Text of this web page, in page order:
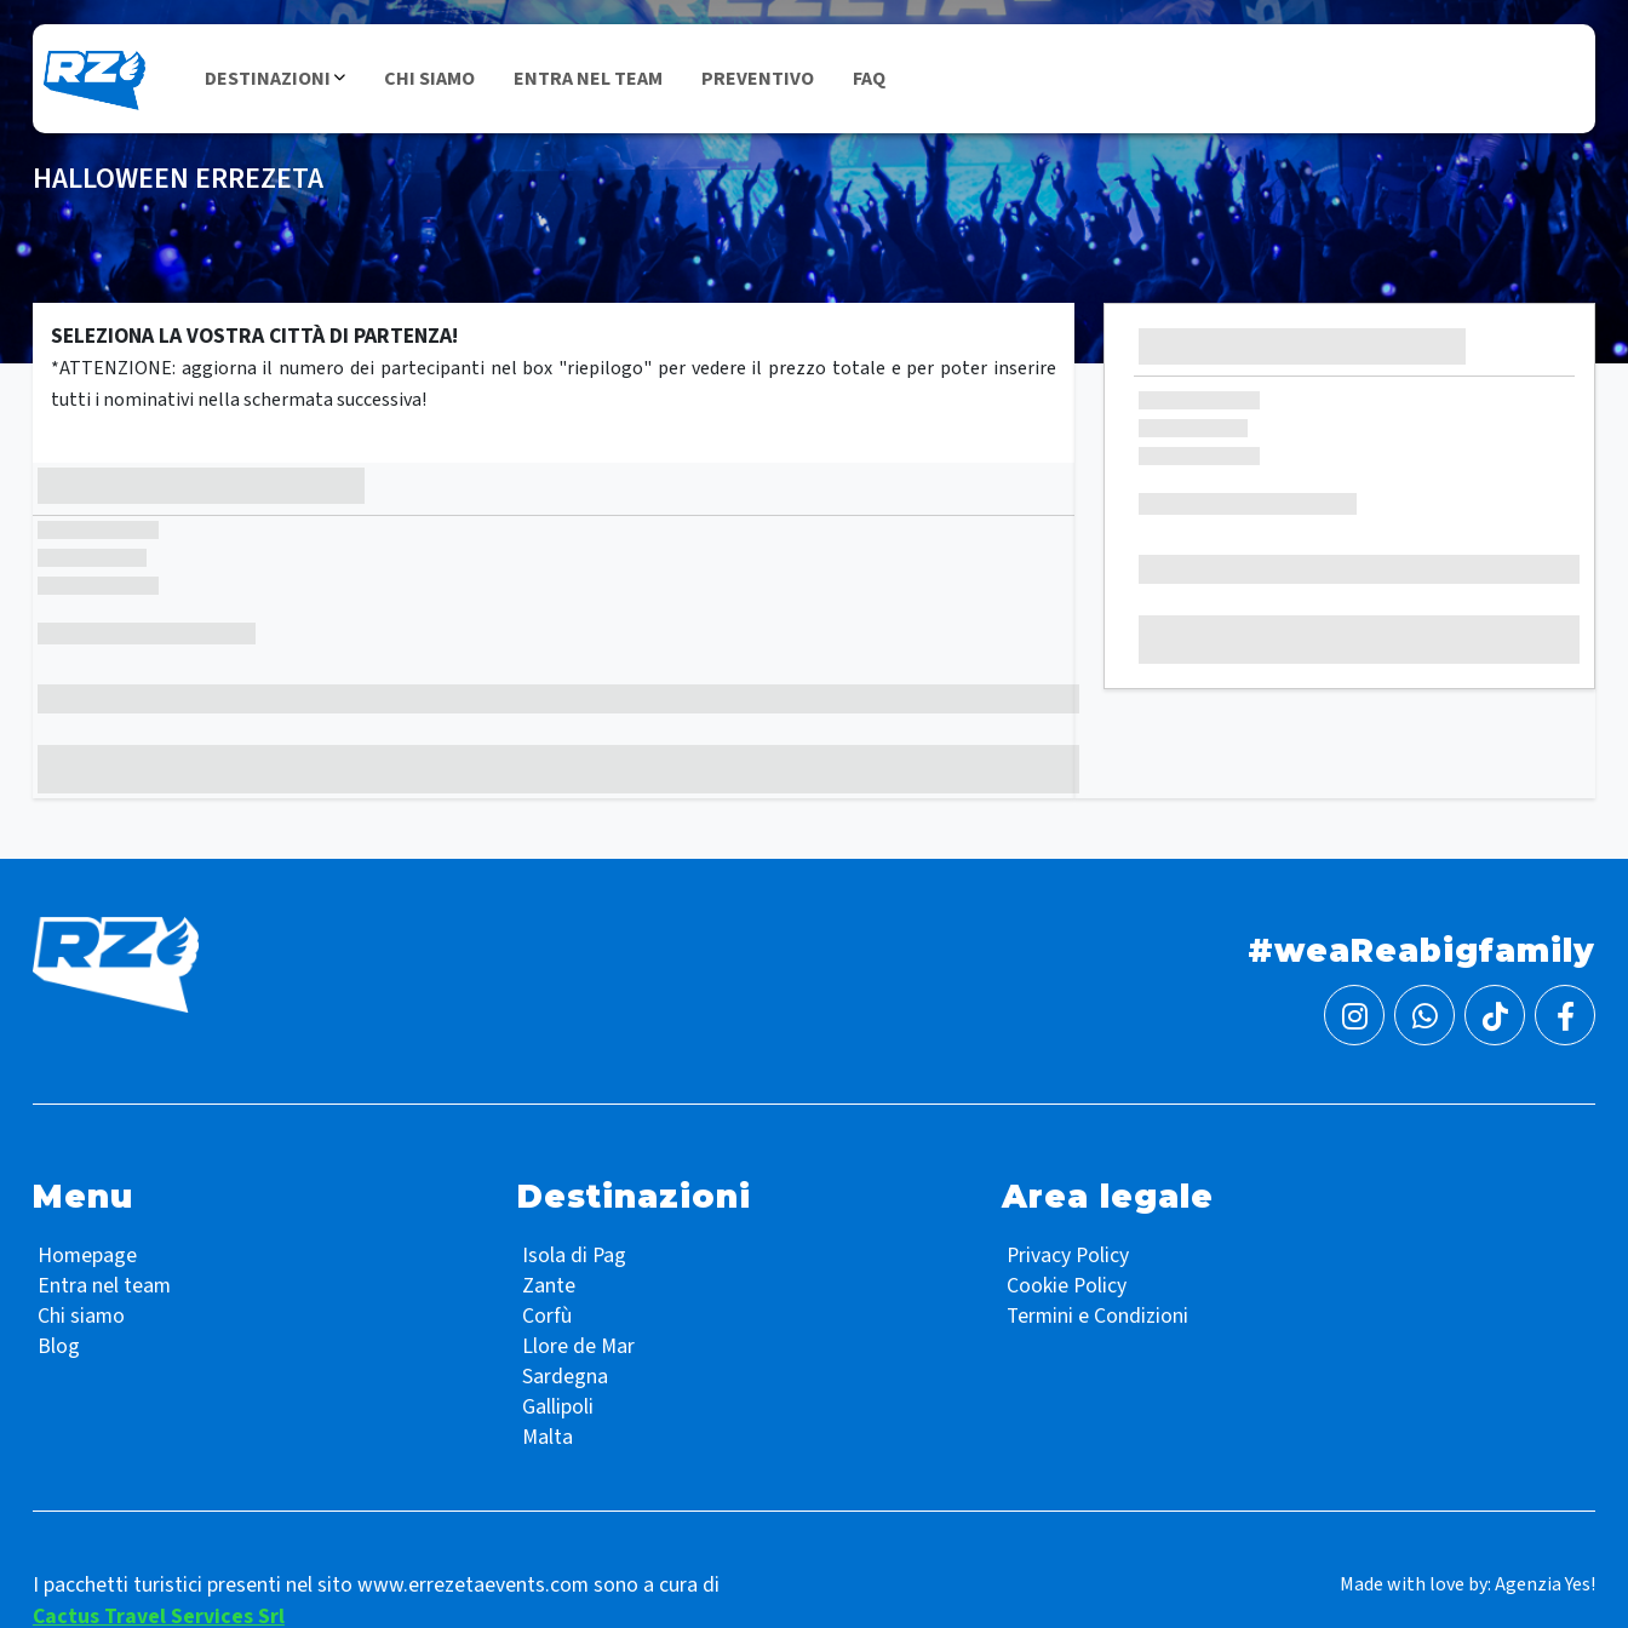
DESTINAZIONI CHI SIAMO ENTRA NEL TEAM PREVENTIVO FAQ
HALLOWEEN ERREZETA
SELEZIONA LA VOSTRA CITTÀ DI PARTENZA!
*ATTENZIONE: aggiorna il numero dei partecipanti nel box "riepilogo" per vedere il prezzo totale e per poter inserire
tutti i nominativi nella schermata successiva!
#weaReabigfamily
Menu
Homepage
Entra nel team
Chi siamo
Blog
Destinazioni
Isola di Pag
Zante
Corfù
Llore de Mar
Sardegna
Gallipoli
Malta
Area legale
Privacy Policy
Cookie Policy
Termini e Condizioni
I pacchetti turistici presenti nel sito www.errezetaevents.com sono a cura di
Cactus Travel Services Srl
Made with love by:Agenzia Yes!